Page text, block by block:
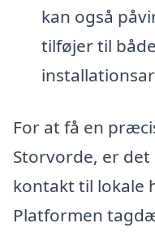
kan også
tilføjer til
For at få en
Storvorde, er
kontakt til lokale
Platformen